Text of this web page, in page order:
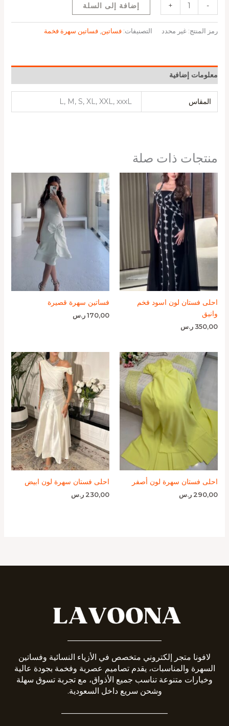
-
+ إضافة إلى السلة
رمز المنتج: غير محدد التصنيفات: فساتين, فساتين سهرة فخمة
معلومات إضافية
المقاس L, M, S, XL, XXL, xxxL
منتجات ذات صلة
احلى فستان لون اسود فخم
وانيق
350,00 ر.س
فساتين سهرة قصيرة
170,00 ر.س
احلى فستان سهرة لون أصفر
290,00 ر.س
احلى فستان سهرة لون ابيض
230,00 ر.س
لافونا متجر إلكتروني متخصص في الأزياء النسائية وفساتين
السهرة والمناسبات، يقدم تصاميم عصرية وفخمة بجودة عالية
وخيارات متنوعة تناسب جميع الأذواق، مع تجربة تسوق سهلة
وشحن سريع داخل السعودية.